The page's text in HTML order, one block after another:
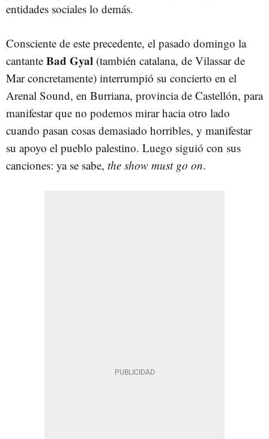
entidades sociales lo demás.
Consciente de este precedente, el pasado domingo la
cantante Bad Gyal (también catalana, de Vilassar de
Mar concretamente) interrumpió su concierto en el
Arenal Sound, en Burriana, provincia de Castellón, para
manifestar que no podemos mirar hacia otro lado
cuando pasan cosas demasiado horribles, y manifestar
su apoyo el pueblo palestino. Luego siguió con sus
canciones: ya se sabe, the show must go on.